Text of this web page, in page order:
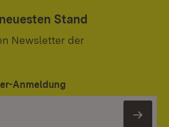
Stand
Newsletter der
Anmeldung